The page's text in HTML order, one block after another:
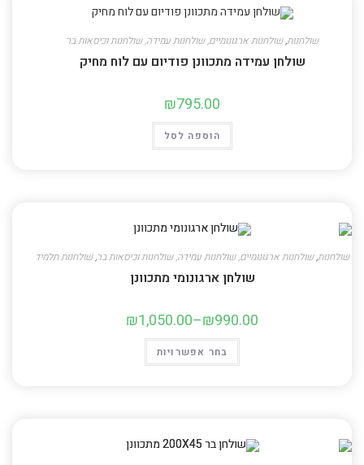
שולחנות,שולחנות ארגונומיים, שולחנות עמידה, שולחנות וכיסאות בר
שולחן עמידה מתכוונן פודיום עם לוח מחיק
₪795.00
הוספה לסל
שולחנות,שולחנות ארגונומיים, שולחנות עמידה, שולחנות וכיסאות בר,שולחנות תלמיד
שולחן ארגונומי מתכוונן
₪990.00
–
₪1,050.00
בחר אפשרויות